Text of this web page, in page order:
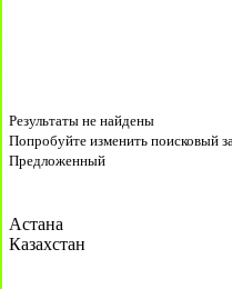
Результаты не найдены
Попробуйте изменить поисковый
Предложенный
Астана
Казахстан